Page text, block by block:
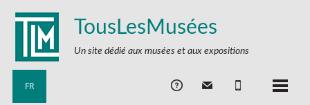
TousLesMusées
Un site dédié aux musées et aux expositions
FR